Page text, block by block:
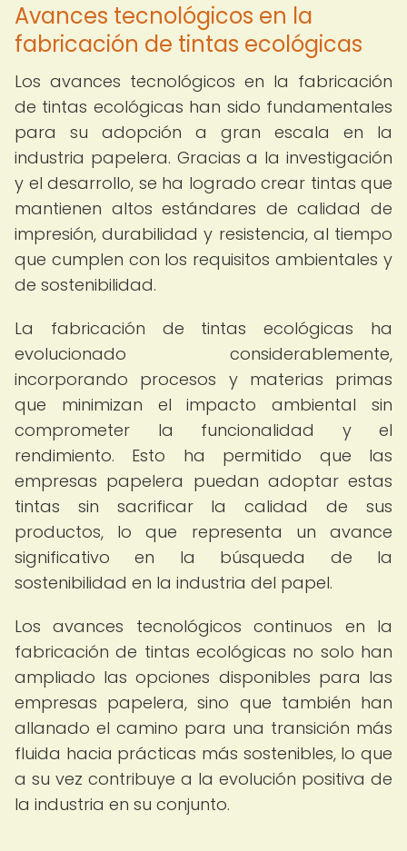
Avances tecnológicos en la
fabricación de tintas ecológicas
Los avances tecnológicos en la fabricación
de tintas ecológicas han sido fundamentales
para su adopción a gran escala en la
industria papelera. Gracias a la investigación
y el desarrollo, se ha logrado crear tintas que
mantienen altos estándares de calidad de
impresión, durabilidad y resistencia, al tiempo
que cumplen con los requisitos ambientales y
de sostenibilidad.
La fabricación de tintas ecológicas ha
evolucionado considerablemente,
incorporando procesos y materias primas
que minimizan el impacto ambiental sin
comprometer la funcionalidad y el
rendimiento. Esto ha permitido que las
empresas papelera puedan adoptar estas
tintas sin sacrificar la calidad de sus
productos, lo que representa un avance
significativo en la búsqueda de la
sostenibilidad en la industria del papel.
Los avances tecnológicos continuos en la
fabricación de tintas ecológicas no solo han
ampliado las opciones disponibles para las
empresas papelera, sino que también han
allanado el camino para una transición más
fluida hacia prácticas más sostenibles, lo que
a su vez contribuye a la evolución positiva de
la industria en su conjunto.